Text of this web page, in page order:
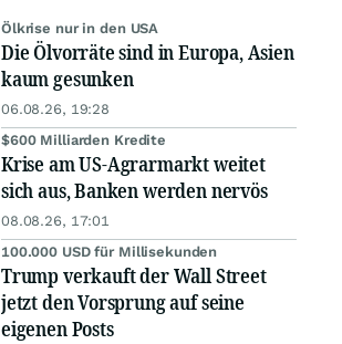
Ölkrise nur in den USA
Die Ölvorräte sind in Europa, Asien
kaum gesunken
06.08.26, 19:28
$600 Milliarden Kredite
Krise am US-Agrarmarkt weitet
sich aus, Banken werden nervös
08.08.26, 17:01
100.000 USD für Millisekunden
Trump verkauft der Wall Street
jetzt den Vorsprung auf seine
eigenen Posts